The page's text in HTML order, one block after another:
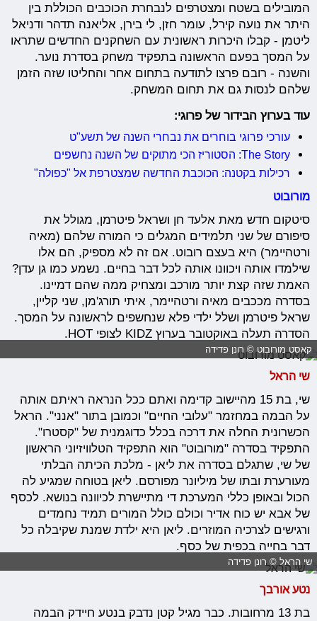
המובילים בשטח ומצטרפים לנבחרת הכוכבים הכוללת בין
היתר את נועה קירל, עומר חזן, לי בירן, אליאנה תדהר ודניאל
ליטמן - קבלו היכרות ראשונית עם השחקנים החדשים שתראו
על המסך בפעם הראשונה בתפקיד משחק בסדרת נוער.
והשנה - רובם פרצו לתודעה בתחום אחר והחליטו שזה הזמן
שלהם לנסות גם את תחום המשחק.
עוד בערוץ הבידור של פרוגי:
עורכי פרוגי בוחרים את נבחרי השנה של תשע"ט
The Story: הסטוריז הכי מתוקים של השנה נחשפים
רכילות בקטנה: הכוכבת החדשה שמצטרפת אל "כפולה"
מורובוט
סיטקום חדש מאת אלעד חן ושראל פיטרמן, מגולל את
סיפורם של שני תלמידים המגלים כי המורה שלהם (מאיה
ורטהיימר) היא בעצם רובוט. אם זה לא מספיק, הם אלו
שילמדו אותה ויכוונו אותה לכל דבר בחיים. נשמע כמו גן עדן?
האמת שזה קצת יותר מורכב ומצחיק ממה שהם דמיינו.
בסדרה מככבים מאיה ורטהיימר, איתי תורג'מן, שני קליין,
שראל פיטרמן ושלל ילדי פלא שנחשפים לראשונה על המסך.
הסדרה תעלה באוקטובר בערוץ KIDZ לצופי HOT.
קאסט מורובוט © רונן פדידה
שי הראל
שי, בת 15 מהיישוב קדימה ואתם ככל הנראה ראיתם אותה
על הבמה במחזמר "עלובי החיים" וכמובן בתור "אנני". הראל
הכשרונית החלה את דרכה בכלל כדוגמנית של "קסטרו".
התפקיד בסדרה "מורובוט" הוא התפקיד הטלוויזיוני הראשון
של שי, שתגלם בסדרה את ליאן - מלכת הכיתה הבלתי
מעורערת ובתו של מיליונר מפורסם. ליאן בטוחה שמגיע לה
הכול ובאופן כללי המערכת די מתיישרת לכיוונה בנושא. לכסף
של אבא יש כוח אדיר וכולם כולל המורים תמיד נחמדים
ורגישים לצרכיה המוזרים. ליאן היא ילדת שמנת שקיבלה כל
דבר בחייה בכפית של כסף.
שי הראל © רונן פדידה
נטע אורבך
בת 13 מרחובות. כבר מגיל קטן נדבק בנטע חיידק הבמה